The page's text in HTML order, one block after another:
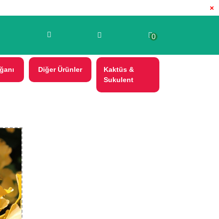
×
0
Diğer Ürünler
Kaktüs &
Sukulent